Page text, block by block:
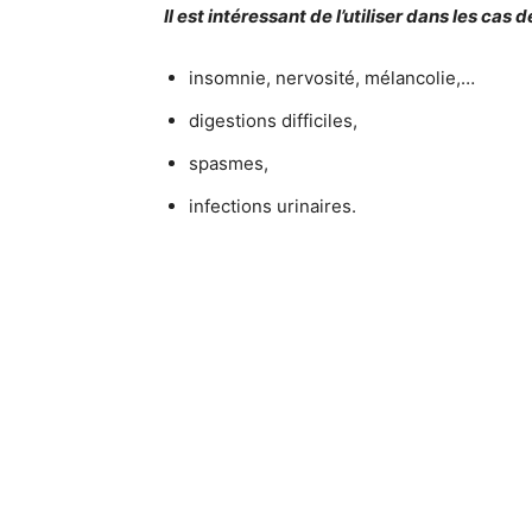
Il est intéressant de l’utiliser dans les cas
insomnie, nervosité, mélancolie,…
digestions difficiles,
spasmes,
infections urinaires.